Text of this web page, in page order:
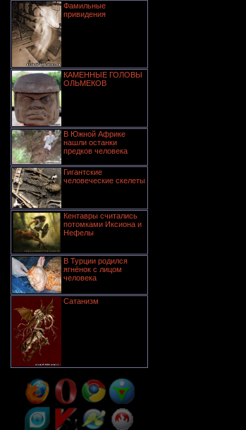
Фамильные
привидения
КАМЕННЫЕ ГОЛОВЫ
ОЛЬМЕКОВ
В Южной Африке
нашли останки
предков человека
Гигантские
человеческие скелеты
Кентавры считались
потомками Иксиона и
Нефелы
В Турции родился
ягнёнок с лицом
человека
Сатанизм